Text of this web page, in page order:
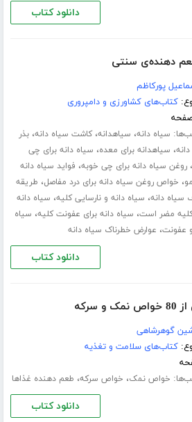
دانلود کتاب
دهنده‌ی سنتی
پورکاظم
کتاب‌های کشاورزی و دامپروری
سیاه دانه، سیاهدانه،کاشت سیاه دانه،بذر
، سیاهدانه برای معده، سیاه دانه برای چی
،روغن سیاه دانه برای چی خوبه، فواید سیاه دانه
، خواص روغن سیاه دانه برای درد مفاصل، طریقه
سیاه دانه، سیاه دانه و نارسایی کلیه، سیاه دانه
کلیه مضر است، سیاه دانه برای عفونت کلیه، سیاه
عفونت، عوارض خطرناک سیاه دانه
دانلود کتاب
گوهرشاهی
کتاب‌های سلامت و تغذیه
خواص نمک، خواص سرکه، طعم دهنده غذاها
دانلود کتاب